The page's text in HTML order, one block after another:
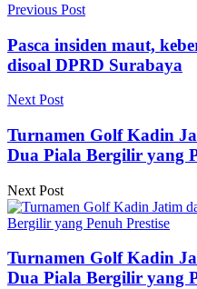
Previous Post
Pasca insiden maut,
disoal DPRD Surabaya
Next Post
Turnamen Golf Kadin
Dua Piala Bergilir yang
Next Post
Turnamen Golf Kadin
Dua Piala Bergilir yang